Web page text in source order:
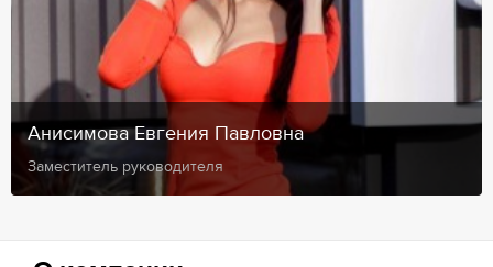
Анисимова Евгения Павловна
Заместитель руководителя